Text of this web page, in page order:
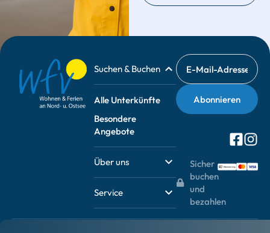
Suchen & Buchen
Alle Unterkünfte
Besondere
Angebote
Über uns
Service
Sicher
buchen
und
bezahlen